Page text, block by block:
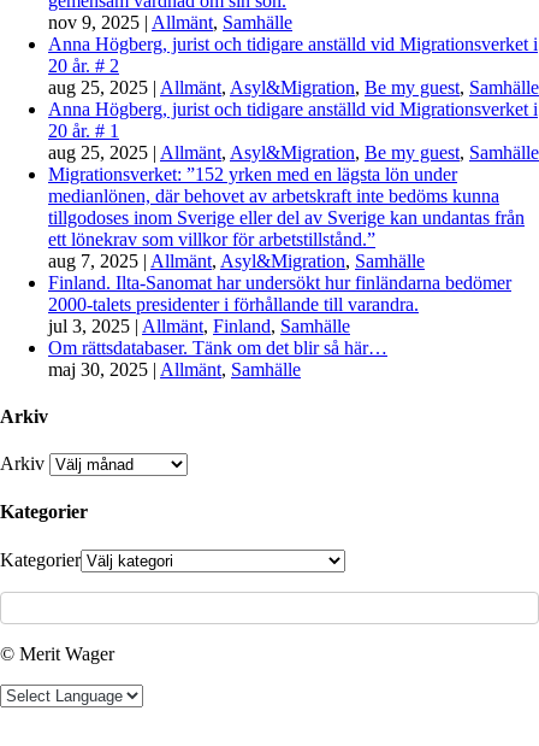
nov 9, 2025 | Allmänt, Samhälle
Anna Högberg, jurist och tidigare anställd vid Migrationsverket i
20 år. # 2
aug 25, 2025 | Allmänt, Asyl&Migration, Be my guest, Samhälle
Anna Högberg, jurist och tidigare anställd vid Migrationsverket i
20 år. # 1
aug 25, 2025 | Allmänt, Asyl&Migration, Be my guest, Samhälle
Migrationsverket: ”152 yrken med en lägsta lön under
medianlönen, där behovet av arbetskraft inte bedöms kunna
tillgodoses inom Sverige eller del av Sverige kan undantas från
ett lönekrav som villkor för arbetstillstånd.”
aug 7, 2025 | Allmänt, Asyl&Migration, Samhälle
Finland. Ilta-Sanomat har undersökt hur finländarna bedömer
2000-talets presidenter i förhållande till varandra.
jul 3, 2025 | Allmänt, Finland, Samhälle
Om rättsdatabaser. Tänk om det blir så här…
maj 30, 2025 | Allmänt, Samhälle
Arkiv
Arkiv
Kategorier
Kategorier
© Merit Wager